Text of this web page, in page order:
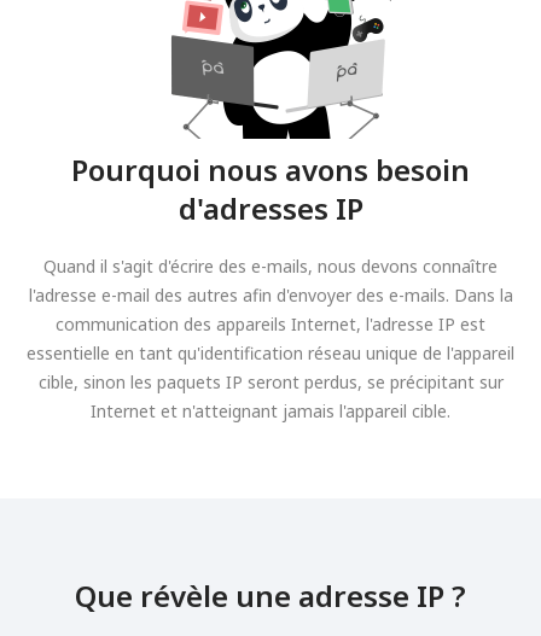
Pourquoi nous avons besoin
d'adresses IP
Quand il s'agit d'écrire des e-mails, nous devons connaître
l'adresse e-mail des autres afin d'envoyer des e-mails. Dans la
communication des appareils Internet, l'adresse IP est
essentielle en tant qu'identification réseau unique de l'appareil
cible, sinon les paquets IP seront perdus, se précipitant sur
Internet et n'atteignant jamais l'appareil cible.
Que révèle une adresse IP ?